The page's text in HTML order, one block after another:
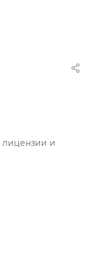
лицензии и